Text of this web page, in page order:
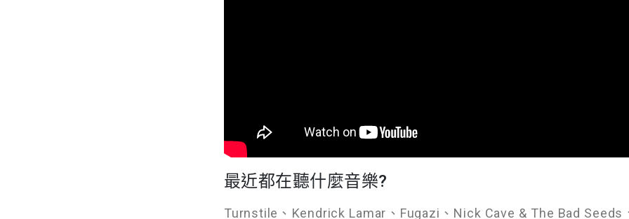
最近都在聽什麼音樂?
Turnstile、Kendrick Lamar、Fugazi、Nick Cave & The Bad Seeds